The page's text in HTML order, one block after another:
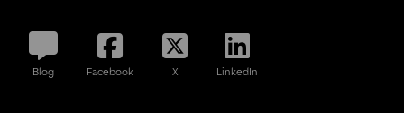
Blog Facebook X LinkedIn